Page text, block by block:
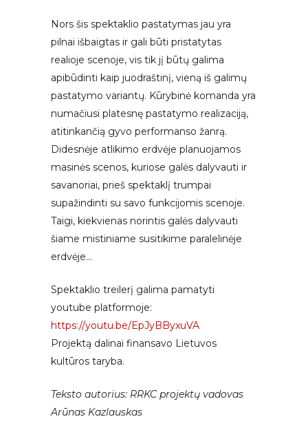
Nors šis spektaklio pastatymas jau yra
pilnai išbaigtas ir gali būti pristatytas
realioje scenoje, vis tik jį būtų galima
apibūdinti kaip juodraštinį, vieną iš galimų
pastatymo variantų. Kūrybinė komanda yra
numačiusi platesnę pastatymo realizaciją,
atitinkančią gyvo performanso žanrą.
Didesnėje atlikimo erdvėje planuojamos
masinės scenos, kuriose galės dalyvauti ir
savanoriai, prieš spektaklį trumpai
supažindinti su savo funkcijomis scenoje.
Taigi, kiekvienas norintis galės dalyvauti
šiame mistiniame susitikime paralelinėje
erdvėje…
Spektaklio treilerį galima pamatyti
youtube platformoje:
https://youtu.be/EpJyBByxuVA
Projektą dalinai finansavo Lietuvos
kultūros taryba.
Teksto autorius: RRKC projektų vadovas
Arūnas Kazlauskas